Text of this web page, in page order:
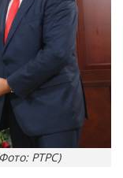
РТРС)